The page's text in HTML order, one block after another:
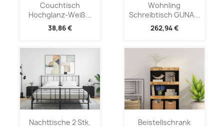
Couchtisch
Hochglanz-Weiß...
38,86 €
Wohnling
Schreibtisch GUNA...
262,94 €
Nachttische 2 Stk.
Beistellschrank